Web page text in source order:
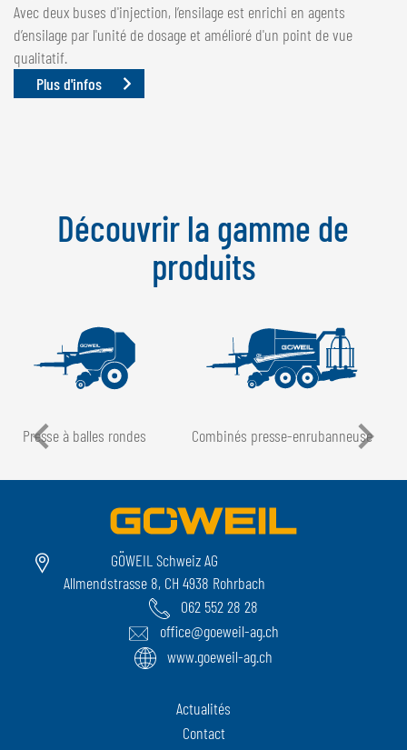
Avec deux buses d'injection, l’ensilage est enrichi en agents
d’ensilage par l'unité de dosage et amélioré d'un point de vue
qualitatif.
Plus d'infos
Découvrir la gamme de
produits
Presse à balles rondes Combinés presse-enrubanneuse
GÖWEIL Schweiz AG
Allmendstrasse 8, CH 4938 Rohrbach
062 552 28 28
office@goeweil-ag.ch
www.goeweil-ag.ch
Actualités
Contact